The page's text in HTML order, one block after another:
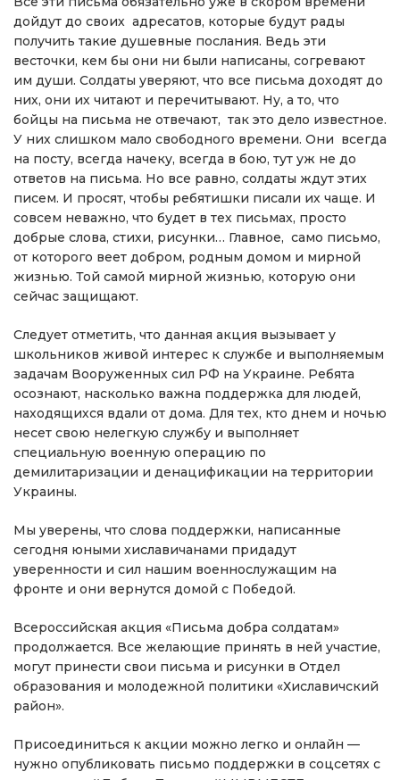
дойдут до своих адресатов, которые будут рады
получить такие душевные послания. Ведь эти
весточки, кем бы они ни были написаны, согревают
им души. Солдаты уверяют, что все письма доходят до
них, они их читают и перечитывают. Ну, а то, что
бойцы на письма не отвечают, так это дело известное.
У них слишком мало свободного времени. Они всегда
на посту, всегда начеку, всегда в бою, тут уж не до
ответов на письма. Но все равно, солдаты ждут этих
писем. И просят, чтобы ребятишки писали их чаще. И
совсем неважно, что будет в тех письмах, просто
добрые слова, стихи, рисунки… Главное, само письмо,
от которого веет добром, родным домом и мирной
жизнью. Той самой мирной жизнью, которую они
сейчас защищают.
Следует отметить, что данная акция вызывает у
школьников живой интерес к службе и выполняемым
задачам Вооруженных сил РФ на Украине. Ребята
осознают, насколько важна поддержка для людей,
находящихся вдали от дома. Для тех, кто днем и ночью
несет свою нелегкую службу и выполняет
специальную военную операцию по
демилитаризации и денацификации на территории
Украины.
Мы уверены, что слова поддержки, написанные
сегодня юными хиславичанами придадут
уверенности и сил нашим военнослужащим на
фронте и они вернутся домой с Победой.
Всероссийская акция «Письма добра солдатам»
продолжается. Все желающие принять в ней участие,
могут принести свои письма и рисунки в Отдел
образования и молодежной политики «Хиславичский
район».
Присоединиться к акции можно легко и онлайн —
нужно опубликовать письмо поддержки в соцсетях с